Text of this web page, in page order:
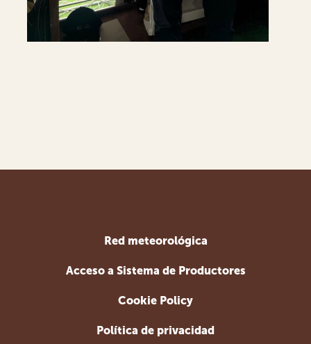
Red meteorológica
Acceso a Sistema de Productores
Cookie Policy
Política de privacidad